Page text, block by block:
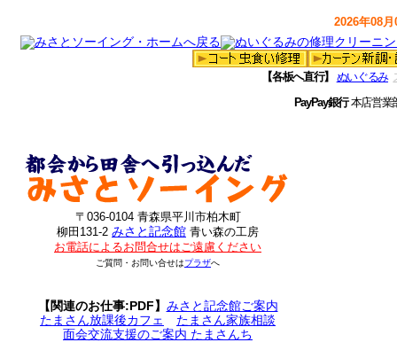
2026年08
【各板へ直行】 ぬいぐるみ
PayPay銀行本店営
〒036-0104 青森県平川市柏木町
柳田131-2 みさと記念館 青い森の工房
お電話によるお問合せはご遠慮ください
ご質問・お問い合せはプラザへ
【関連のお仕事:PDF】 みさと記念館ご案内
たまさん放課後カフェ
たまさん家族相談
面会交流支援のご案内 たまさんち